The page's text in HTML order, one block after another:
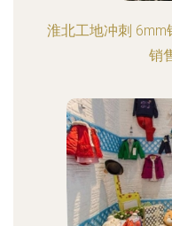
淮北工地冲刺
销